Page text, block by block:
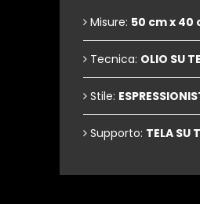
Misure: 50 cm x 40
Tecnica: OLIO SU
Stile:
Supporto: TELA SU